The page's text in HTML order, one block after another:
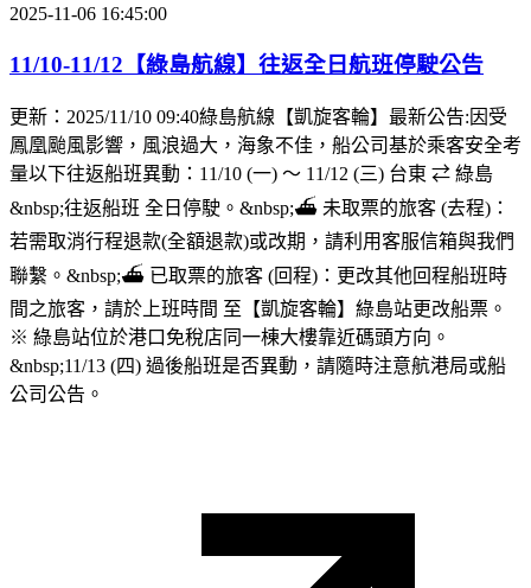
2025-11-06 16:45:00
11/10-11/12【綠島航線】往返全日航班停駛公告
更新：2025/11/10 09:40綠島航線【凱旋客輪】最新公告:因受
鳳凰颱風影響，風浪過大，海象不佳，船公司基於乘客安全考
量以下往返船班異動：11/10 (一) ～ 11/12 (三) 台東 ⇄ 綠島
&nbsp;往返船班 全日停駛。&nbsp;⛴︎ 未取票的旅客 (去程)：
若需取消行程退款(全額退款)或改期，請利用客服信箱與我們
聯繫。&nbsp;⛴︎ 已取票的旅客 (回程)：更改其他回程船班時
間之旅客，請於上班時間 至【凱旋客輪】綠島站更改船票。
※ 綠島站位於港口免稅店同一棟大樓靠近碼頭方向。
&nbsp;11/13 (四) 過後船班是否異動，請隨時注意航港局或船
公司公告。